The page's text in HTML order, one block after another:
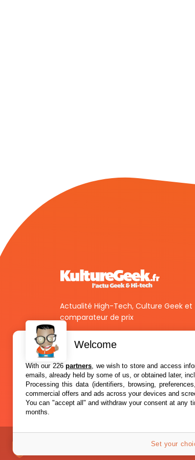
Actualité High-Tech, Culture Geek et
comparateur de prix
Confidentialité
Welcome
With our 226partners, we wish to store and access
emails, already held by some of us, or obtained later,
Processing this data (identifiers, browsing,
commercial offers and ads across your devices and
You can "accept all" and withdraw your consent at any
months.
Set your